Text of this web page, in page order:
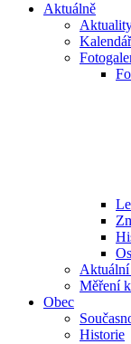
Aktuálně
Aktuální
Měření
Obec
Historie